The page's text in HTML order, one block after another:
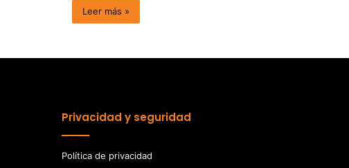
Leer más »
Privacidad y seguridad
Política de privacidad